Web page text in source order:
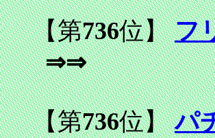
【第736位】フ
⇒⇒
【第736位】パ